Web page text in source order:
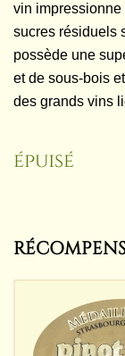
vin impressionne
sucres résiduels
possède une
et de sous-bois
des grands vins
épuisé